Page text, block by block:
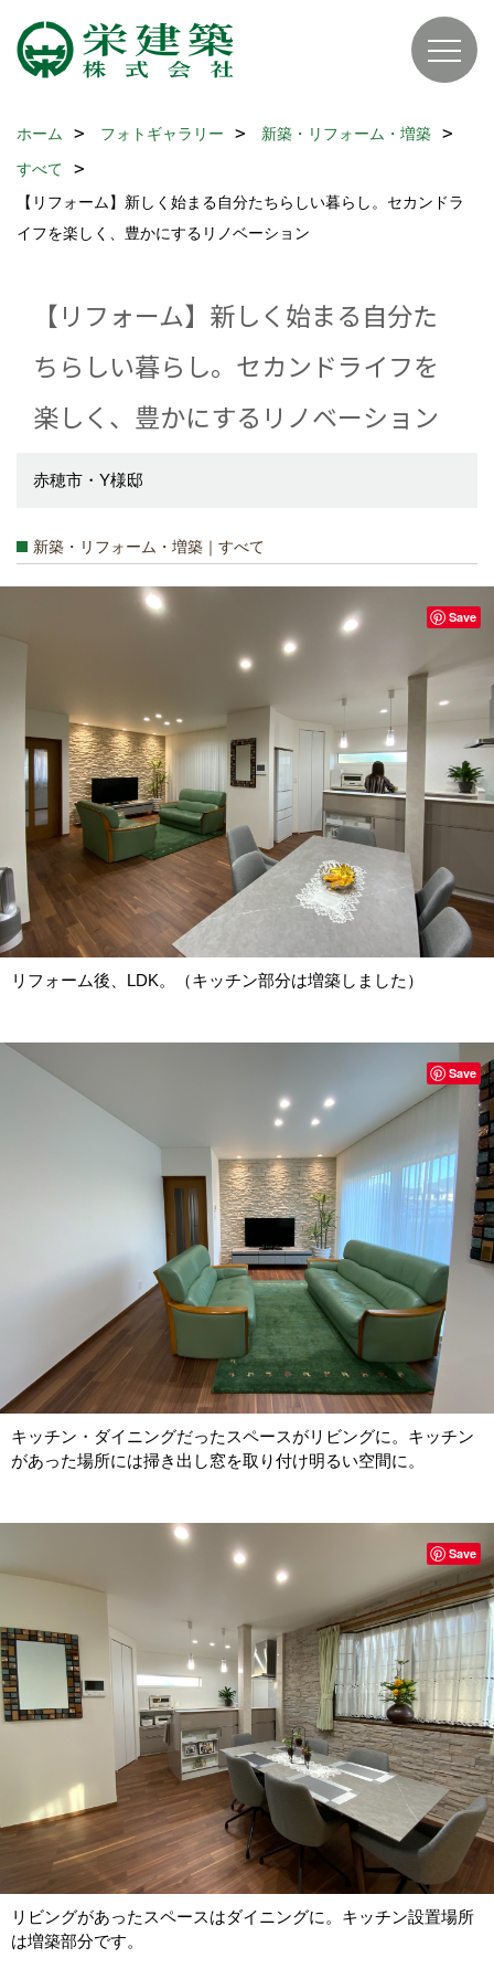
ホーム フォトギャラリー
新築・リフォーム・増築
すべて
【リフォーム】新しく始まる自分たちらしい暮らし。セカンドラ
イフを楽しく、豊かにするリノベーション
【リフォーム】新しく始まる自分た
ちらしい暮らし。セカンドライフを
楽しく、豊かにするリノベーション
赤穂市・Y様邸
新築・リフォーム・増築｜すべて
リフォーム後、LDK。（キッチン部分は増築しました）
Save
キッチン・ダイニングだったスペースがリビングに。キッチン
があった場所には掃き出し窓を取り付け明るい空間に。
Save
リビングがあったスペースはダイニングに。キッチン設置場所
は増築部分です。
Save